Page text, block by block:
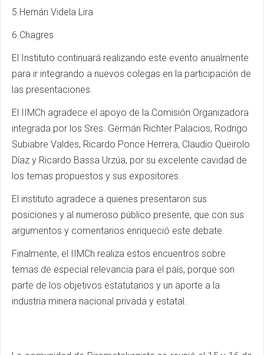
5.Hernán Videla Lira
6.Chagres
El Instituto continuará realizando este evento anualmente
para ir integrando a nuevos colegas en la participación de
las presentaciones.
El IIMCh agradece el apoyo de la Comisión Organizadora
integrada por los Sres. Germán Richter Palacios, Rodrigo
Subiabre Valdes, Ricardo Ponce Herrera, Claudio Queirolo
Díaz y Ricardo Bassa Urzúa, por su excelente cavidad de
los temas propuestos y sus expositores.
El instituto agradece a quienes presentaron sus
posiciones y al numeroso público presente, que con sus
argumentos y comentarios enriqueció este debate.
Finalmente, el IIMCh realiza estos encuentros sobre
temas de especial relevancia para el país, porque son
parte de los objetivos estatutarios y un aporte a la
industria minera nacional privada y estatal.